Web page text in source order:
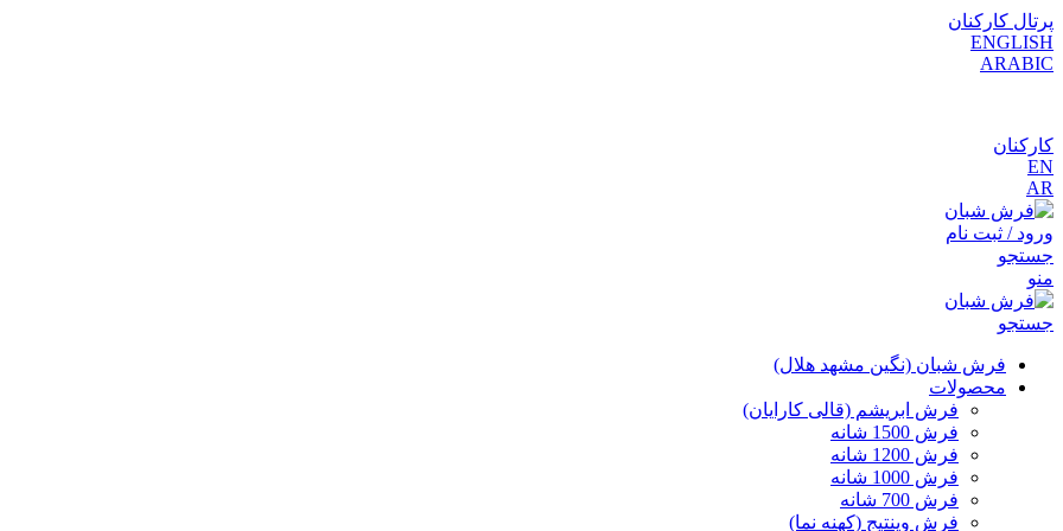
پرتال کارکنان
ENGLISH
ARABIC
کارکنان
EN
AR
ورود / ثبت نام
جستجو
منو
جستجو
فرش شبان (نگین مشهد هلال)
محصولات
فرش ابریشم (قالی کارایان)
فرش 1500 شانه
فرش 1200 شانه
فرش 1000 شانه
فرش 700 شانه
فرش وینتیج (کهنه نما)